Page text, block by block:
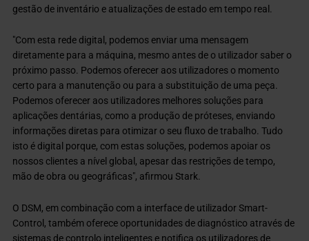
gestão de inventário e atualizações de estado em tempo real.
"Com esta rede digital, podemos enviar uma mensagem
diretamente para a máquina, mesmo antes de o utilizador saber o
próximo passo. Podemos oferecer aos utilizadores o momento
certo para a manutenção ou para a substituição de uma peça.
Podemos oferecer aos utilizadores melhores soluções para
aplicações dentárias, como a produção de próteses, enviando
informações diretas para otimizar o seu fluxo de trabalho. Tudo
isto é digital porque, com estas soluções, podemos apoiar os
nossos clientes a nível global, apesar das restrições de tempo,
mão de obra ou geográficas", afirmou Stark.
O DSM, em combinação com a interface de utilizador Smart-
Control, também oferece oportunidades de diagnóstico através de
sistemas de controlo inteligentes e notifica os utilizadores de